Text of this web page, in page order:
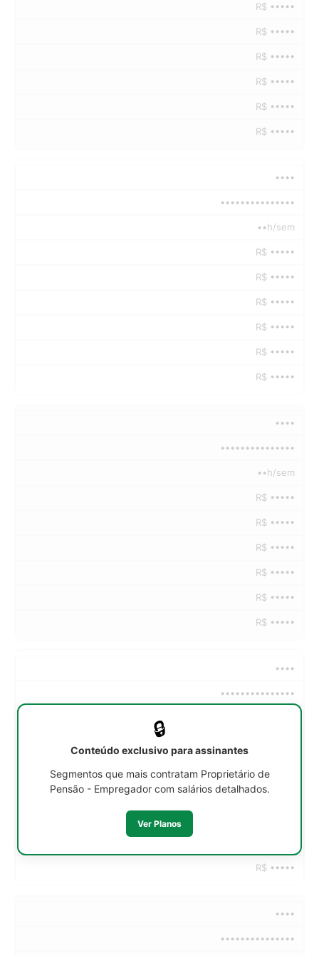
R$ •••••
R$ •••••
R$ •••••
R$ •••••
R$ •••••
R$ •••••
••••
•••••••••••••••
••h/sem
R$ •••••
R$ •••••
R$ •••••
R$ •••••
R$ •••••
R$ •••••
••••
•••••••••••••••
••h/sem
R$ •••••
R$ •••••
R$ •••••
R$ •••••
R$ •••••
R$ •••••
••••
•••••••••••••••
R$ •••••
R$ •••••
R$ •••••
••••
•••••••••••••••
🔒
Conteúdo exclusivo para assinantes
Segmentos que mais contratam Proprietário de
Pensão - Empregador com salários detalhados.
Ver Planos